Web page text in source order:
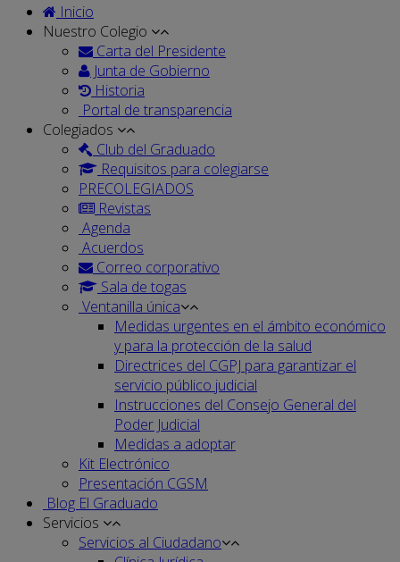
Inicio
Nuestro Colegio
Carta del Presidente
Junta de Gobierno
Historia
Portal de transparencia
Colegiados
Club del Graduado
Requisitos para colegiarse
PRECOLEGIADOS
Revistas
Agenda
Acuerdos
Correo corporativo
Sala de togas
Ventanilla única
Medidas urgentes en el ámbito económico
y para la protección de la salud
Directrices del CGPJ para garantizar el
servicio público judicial
Instrucciones del Consejo General del
Poder Judicial
Medidas a adoptar
Kit Electrónico
Presentación CGSM
Blog El Graduado
Servicios
Servicios al Ciudadano